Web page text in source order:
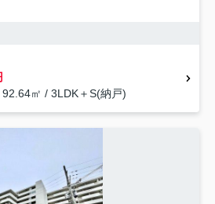
㎡ / 3LDK＋S(納戸)